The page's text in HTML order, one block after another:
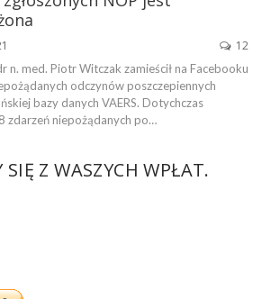
12
med. Piotr Witczak zamieścił na Facebooku
odczynów poszczepiennych
bazy danych VAERS. Dotychczas
zdarzeń niepożądanych po…
SIĘ Z WASZYCH WPŁAT.